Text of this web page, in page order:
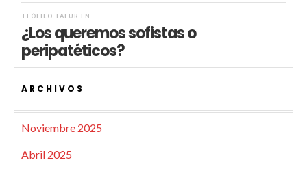
TEÓFILO TAFUR EN
¿Los queremos sofistas o
peripatéticos?
ARCHIVOS
Noviembre 2025
Abril 2025